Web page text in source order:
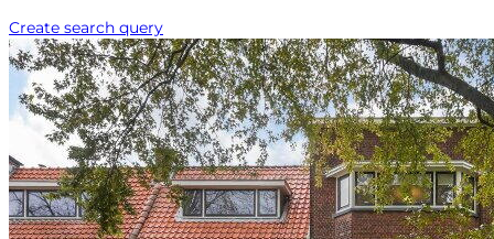
Create search query